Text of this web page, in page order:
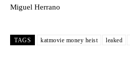
Miguel Herrano
TAGS katmovie money heist leaked